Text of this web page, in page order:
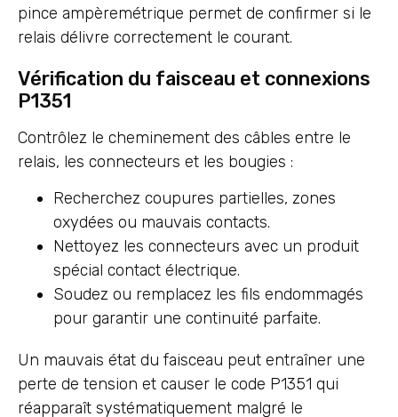
pince ampèremétrique permet de confirmer si le
relais délivre correctement le courant.
Vérification du faisceau et connexions
P1351
Contrôlez le cheminement des câbles entre le
relais, les connecteurs et les bougies :
Recherchez coupures partielles, zones
oxydées ou mauvais contacts.
Nettoyez les connecteurs avec un produit
spécial contact électrique.
Soudez ou remplacez les fils endommagés
pour garantir une continuité parfaite.
Un mauvais état du faisceau peut entraîner une
perte de tension et causer le code P1351 qui
réapparaît systématiquement malgré le